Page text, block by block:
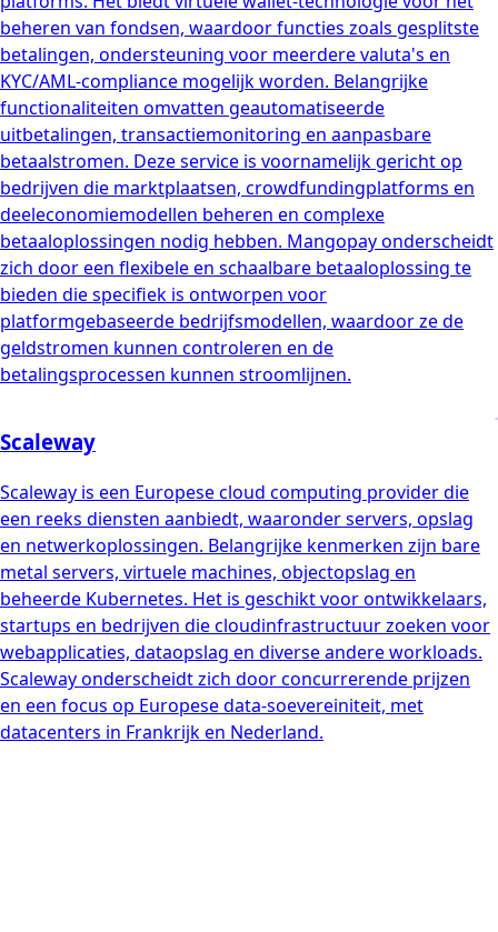
beheren van fondsen, waardoor functies zoals gesplitste
betalingen, ondersteuning voor meerdere valuta's en
KYC/AML-compliance mogelijk worden. Belangrijke
functionaliteiten omvatten geautomatiseerde
uitbetalingen, transactiemonitoring en aanpasbare
betaalstromen. Deze service is voornamelijk gericht op
bedrijven die marktplaatsen, crowdfundingplatforms en
deeleconomiemodellen beheren en complexe
betaaloplossingen nodig hebben. Mangopay onderscheidt
zich door een flexibele en schaalbare betaaloplossing te
bieden die specifiek is ontworpen voor
platformgebaseerde bedrijfsmodellen, waardoor ze de
geldstromen kunnen controleren en de
betalingsprocessen kunnen stroomlijnen.
Scaleway
Scaleway is een Europese cloud computing provider die
een reeks diensten aanbiedt, waaronder servers, opslag
en netwerkoplossingen. Belangrijke kenmerken zijn bare
metal servers, virtuele machines, objectopslag en
beheerde Kubernetes. Het is geschikt voor ontwikkelaars,
startups en bedrijven die cloudinfrastructuur zoeken voor
webapplicaties, dataopslag en diverse andere workloads.
Scaleway onderscheidt zich door concurrerende prijzen
en een focus op Europese data-soevereiniteit, met
datacenters in Frankrijk en Nederland.